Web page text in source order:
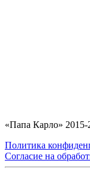
«Папа Карло» 2015-
Политика
Согласие на